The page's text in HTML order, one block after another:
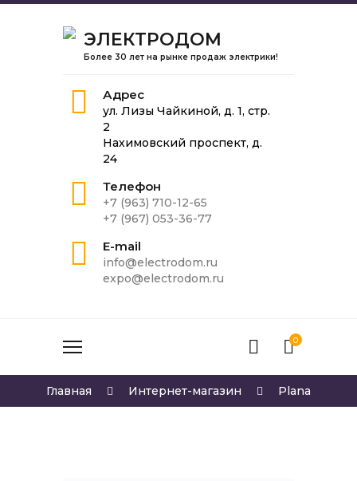
ЭЛЕКТРОДОМ
Более 30 лет на рынке продаж электрики!
Адрес
ул. Лизы Чайкиной, д. 1, стр.
2
Нахимовский проспект, д.
24
Телефон
+7 (963) 710-12-65
+7 (967) 053-36-77
E-mail
info@electrodom.ru
expo@electrodom.ru
0
Главная Интернет-магазин Plana